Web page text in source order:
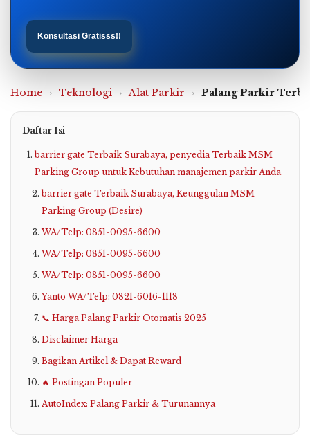
Konsultasi Gratisss!!
Home › Teknologi › Alat Parkir › Palang Parkir
Daftar Isi
barrier gate Terbaik Surabaya, penyedia Terbaik MSM
Parking Group untuk Kebutuhan manajemen parkir Anda
barrier gate Terbaik Surabaya, Keunggulan MSM
Parking Group (Desire)
WA/Telp: 0851-0095-6600
WA/Telp: 0851-0095-6600
WA/Telp: 0851-0095-6600
Yanto WA/Telp: 0821-6016-1118
📞 Harga Palang Parkir Otomatis 2025
Disclaimer Harga
Bagikan Artikel & Dapat Reward
🔥 Postingan Populer
AutoIndex: Palang Parkir & Turunannya